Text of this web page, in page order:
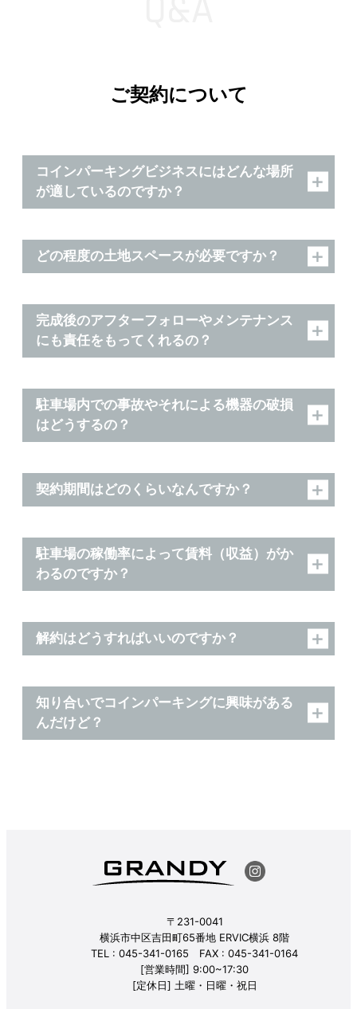
ご契約について
コインパーキングビジネスにはどんな場所
が適しているのですか？
どの程度の土地スペースが必要ですか？
完成後のアフターフォローやメンテナンス
にも責任をもってくれるの？
駐車場内での事故やそれによる機器の破損
はどうするの？
契約期間はどのくらいなんですか？
駐車場の稼働率によって賃料（収益）がか
わるのですか？
解約はどうすればいいのですか？
知り合いでコインパーキングに興味がある
んだけど？
〒231-0041
横浜市中区吉田町65番地 ERVIC横浜 8階
TEL : 045-341-0165 FAX : 045-341-0164
[営業時間] 9:00~17:30
[定休日] 土曜・日曜・祝日